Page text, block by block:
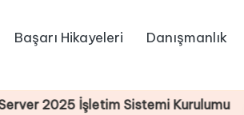
Başarı Hikayeleri Danışmanlık
İşletim Sistemi Kurulumu